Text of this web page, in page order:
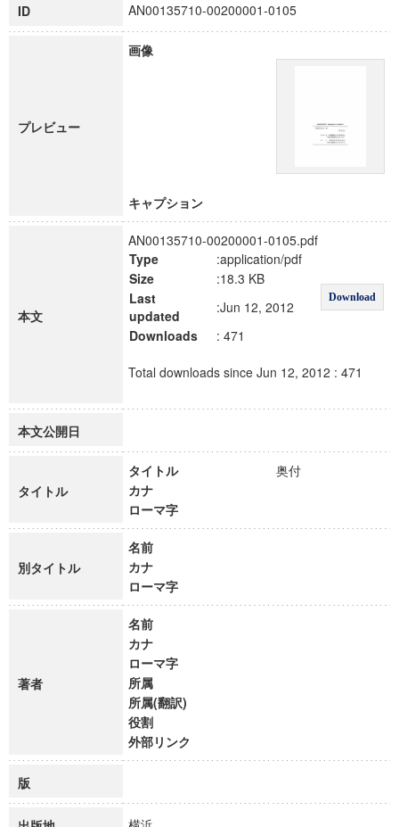
ID AN00135710-00200001-0105
プレビュー
画像
キャプション
本文
AN00135710-00200001-0105.pdf
Type
:application/pdf
Download
Size
:18.3 KB
Last
updated
:Jun 12, 2012
Downloads
: 471
Total downloads since Jun 12, 2012 : 471
本文公開日
タイトル
タイトル
奥付
カナ
ローマ字
別タイトル
名前
カナ
ローマ字
著者
名前
カナ
ローマ字
所属
所属(翻訳)
役割
外部リンク
版